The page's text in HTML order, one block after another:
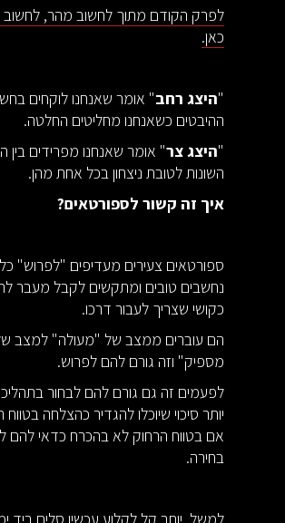
לפרק הקודם מתוך לחשוב מהר, לחשוב
כאן.
"היצג רחב" אומר שאנחנו לוקחים
ההיבטים כשאנחנו מחליטים החלטה.
"היצג צר" אומר שאנחנו מפרידים בין
השונות לטובת ניצחון בכל אחת מהן.
איך זה קשור לספורטאים?
ספורטאים צעירים מעדיפים "לפרוש"
נחשבים טובים ומתקשים לקבל מעבר
כקושי שצריך לעבור דרכו.
הם עוברים ממצב של "מעולה" למצב
מספיק" וזה גורם להם לפרוש.
לפעמים זה גם גורם להם לבחור
יותר סיכוי שיוכלו להגדיר כהצלחה
אם בטווח הרחוק לא בהכרח כדאי להם
בחירה.